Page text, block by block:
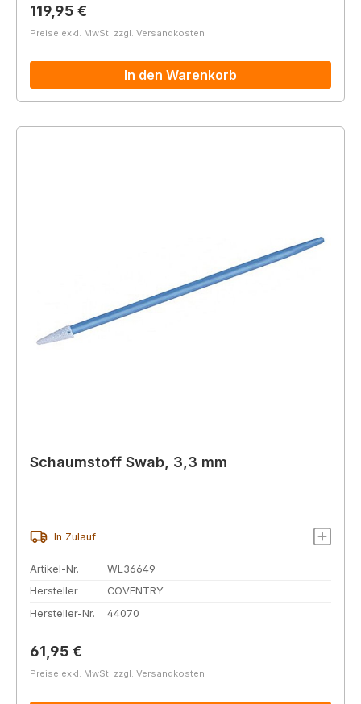
Regulärer Preis:
119,95 €
Preise exkl. MwSt. zzgl. Versandkosten
In den Warenkorb
Schaumstoff Swab, 3,3 mm
In Zulauf
Artikel-Nr.
WL36649
Hersteller
COVENTRY
Hersteller-Nr.
44070
Regulärer Preis:
61,95 €
Preise exkl. MwSt. zzgl. Versandkosten